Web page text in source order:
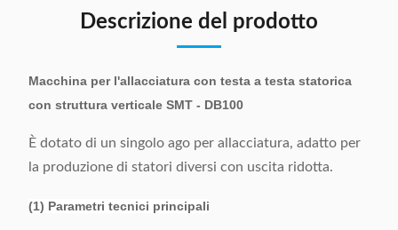
Descrizione del prodotto
Macchina per l'allacciatura con testa a testa statorica
con struttura verticale SMT - DB100
È dotato di un singolo ago per allacciatura, adatto per
la produzione di statori diversi con uscita ridotta.
(1) Parametri tecnici principali